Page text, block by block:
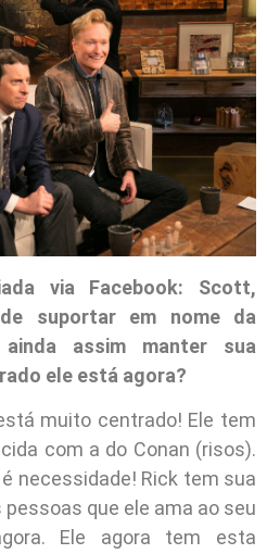
via Facebook: Scott,
suportar em nome da
assim manter sua
ele está agora?
muito centrado! Ele tem
com a do Conan (risos).
necessidade! Rick tem sua
que ele ama ao seu
Ele agora tem esta